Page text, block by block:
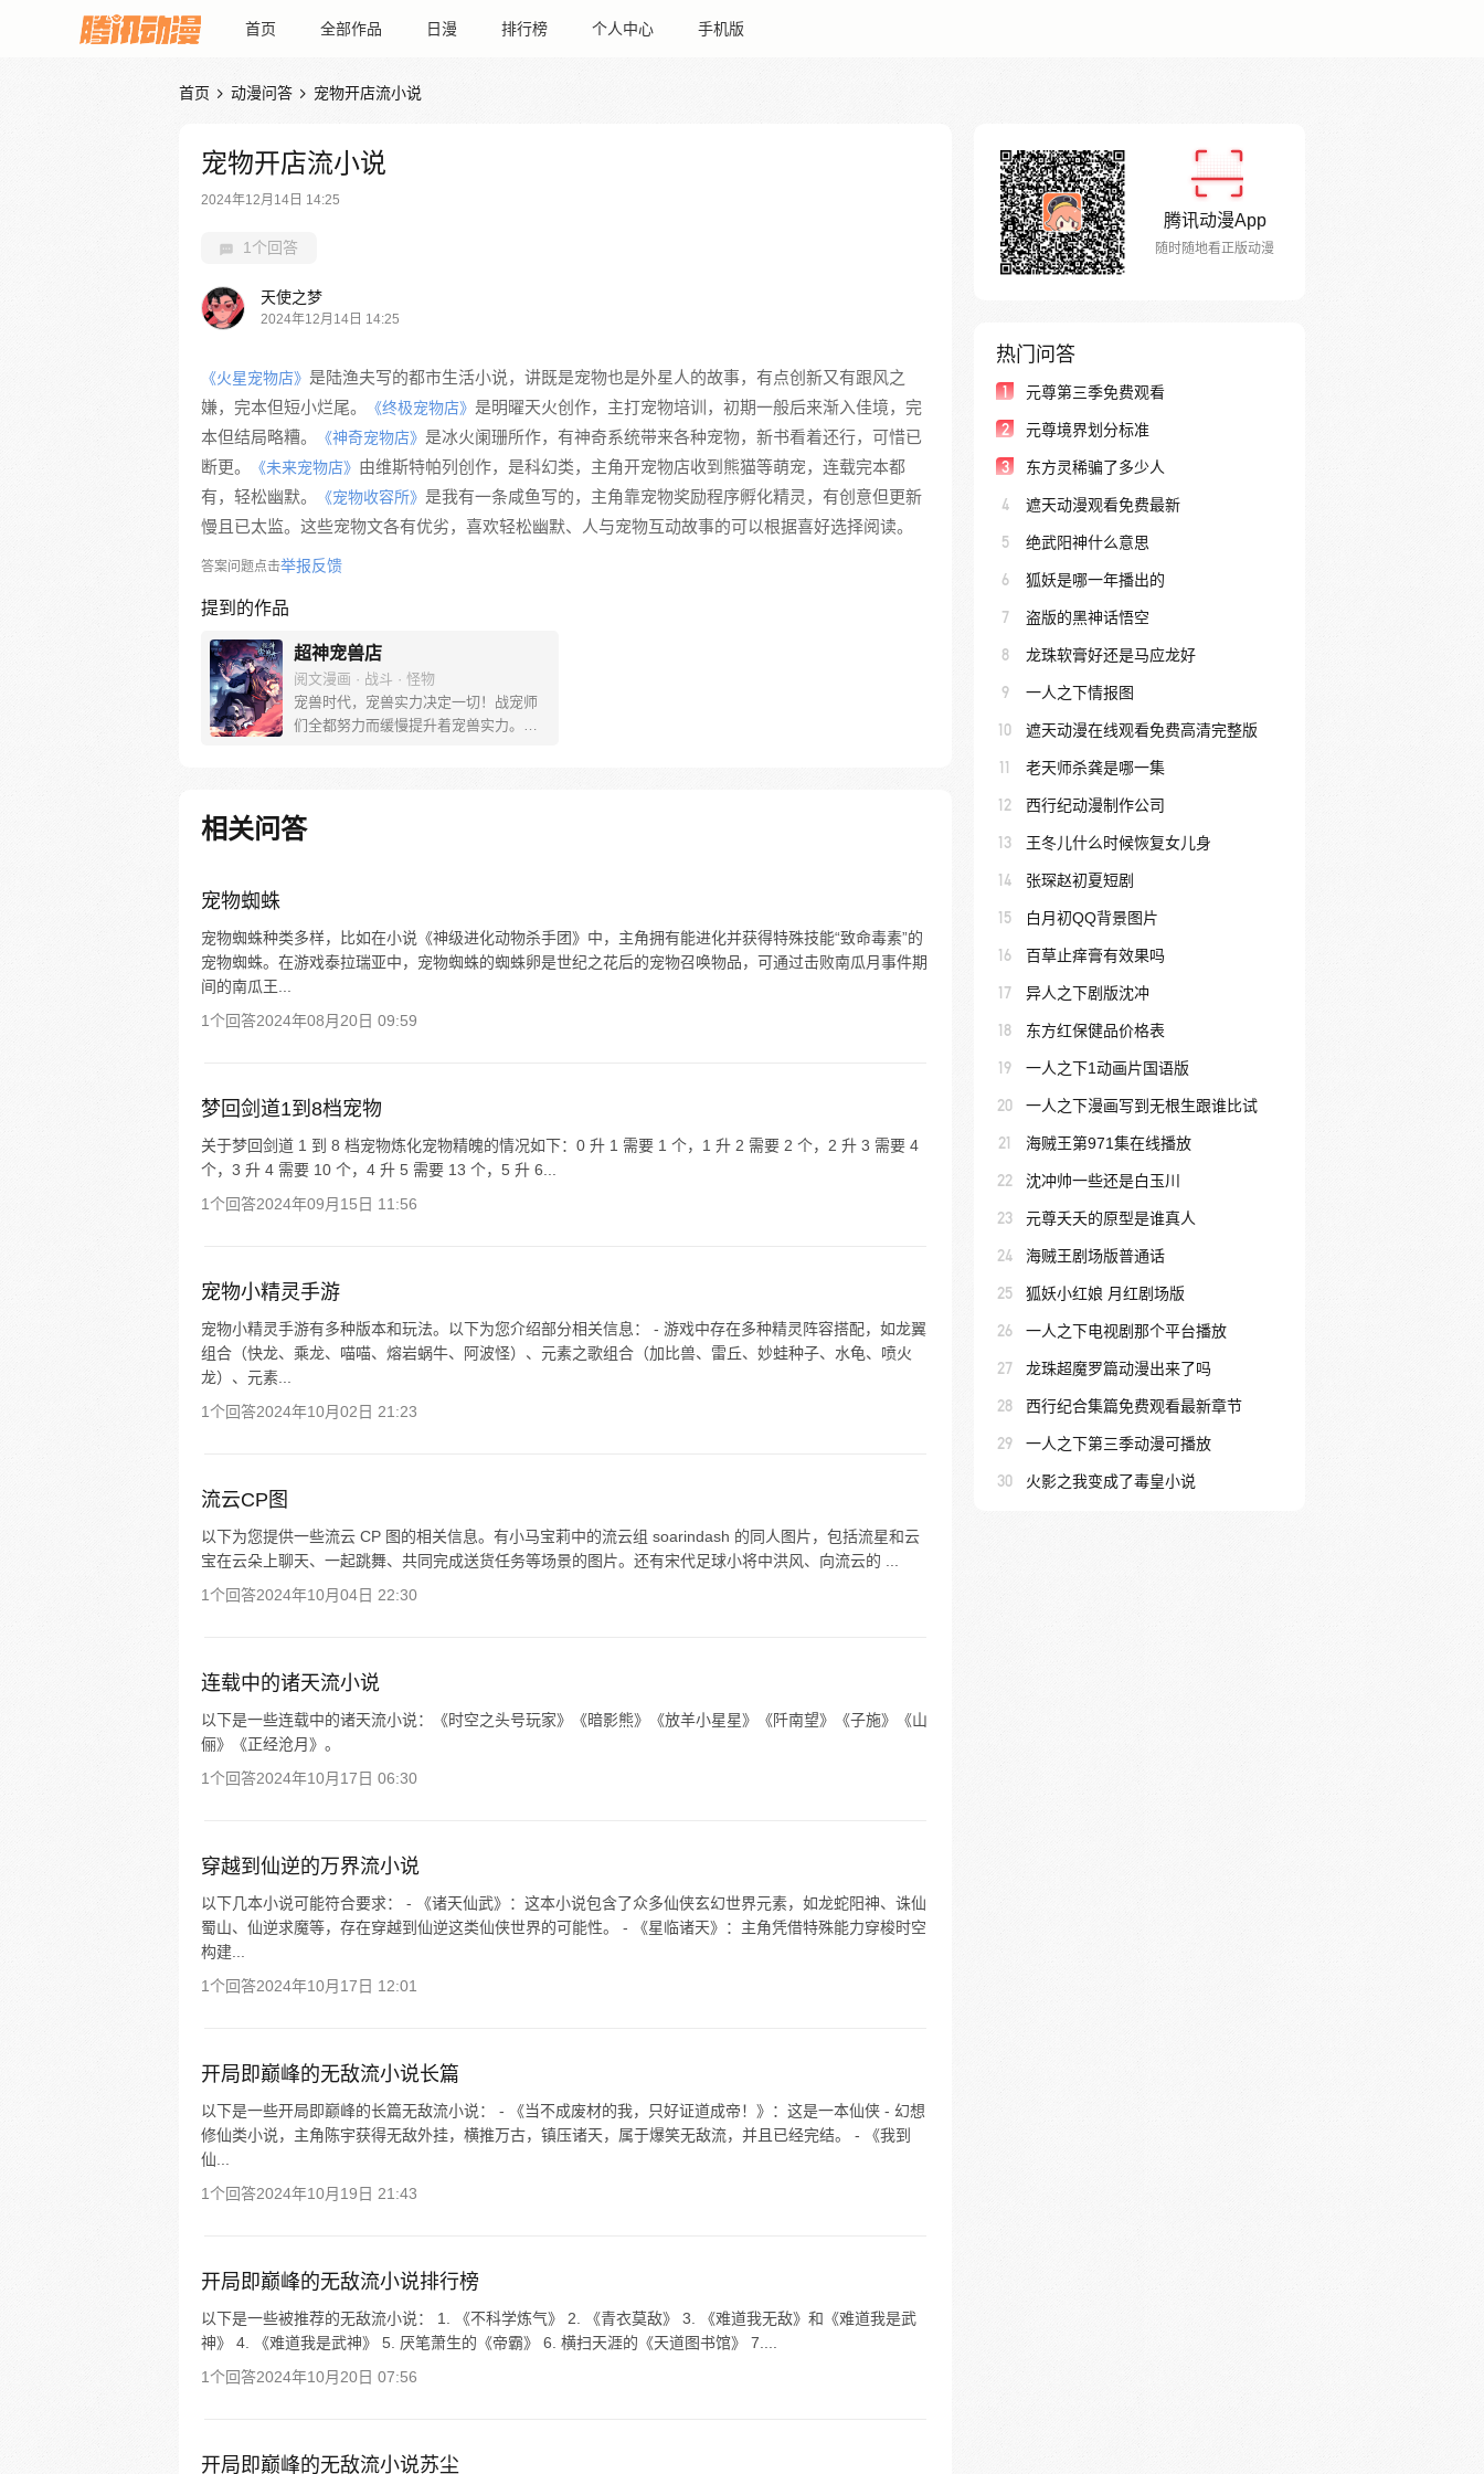
首页 全部作品 日漫 排行榜 个人中心 手机版
首页  动漫问答  宠物开店流小说
宠物开店流小说
2024年12月14日 14:25
1个回答
天使之梦
2024年12月14日 14:25
《火星宠物店》 是陆渔夫写的都市生活小说，讲既是宠物也是外星人的故事，有点创新又有跟风之
嫌，完本但短小烂尾。
《终极宠物店》 是明曜天火创作，主打宠物培训，初期一般后来渐入佳境，完
本但结局略糟。
《神奇宠物店》 是冰火阑珊所作，有神奇系统带来各种宠物，新书看着还行，可惜已
断更。
《未来宠物店》 由维斯特帕列创作，是科幻类，主角开宠物店收到熊猫等萌宠，连载完本都
有，轻松幽默。
《宠物收容所》 是我有一条咸鱼写的，主角靠宠物奖励程序孵化精灵，有创意但更新
慢且已太监。这些宠物文各有优劣，喜欢轻松幽默、人与宠物互动故事的可以根据喜好选择阅读。
答案问题点击举报反馈
提到的作品
超神宠兽店
阅文漫画 · 战斗 · 怪物
宠兽时代，宠兽实力决定一切！战宠师
们全都努力而缓慢提升着宠兽实力。直
技？！看店打工妹甚至自称为神……至
于老板苏平：将可爱萌宠培育成史前王
相关问答
宠物蜘蛛
宠物蜘蛛种类多样，比如在小说《神级进化动物杀手团》中，主角拥有能进化并获得特殊技能“致命毒素”的
宠物蜘蛛。在游戏泰拉瑞亚中，宠物蜘蛛的蜘蛛卵是世纪之花后的宠物召唤物品，可通过击败南瓜月事件期
间的南瓜王...
1个回答2024年08月20日 09:59
梦回剑道1到8档宠物
关于梦回剑道 1 到 8 档宠物炼化宠物精魄的情况如下：0 升 1 需要 1 个，1 升 2 需要 2 个，2 升 3 需要 4
个，3 升 4 需要 10 个，4 升 5 需要 13 个，5 升 6...
1个回答2024年09月15日 11:56
宠物小精灵手游
宠物小精灵手游有多种版本和玩法。以下为您介绍部分相关信息： - 游戏中存在多种精灵阵容搭配，如龙翼
组合（快龙、乘龙、喵喵、熔岩蜗牛、阿波怪）、元素之歌组合（加比兽、雷丘、妙蛙种子、水龟、喷火
龙）、元素...
1个回答2024年10月02日 21:23
流云CP图
以下为您提供一些流云 CP 图的相关信息。有小马宝莉中的流云组 soarindash 的同人图片，包括流星和云
宝在云朵上聊天、一起跳舞、共同完成送货任务等场景的图片。还有宋代足球小将中洪风、向流云的 ...
1个回答2024年10月04日 22:30
连载中的诸天流小说
以下是一些连载中的诸天流小说：《时空之头号玩家》《暗影熊》《放羊小星星》《阡南望》《子施》《山
俪》《正经沧月》。
1个回答2024年10月17日 06:30
穿越到仙逆的万界流小说
以下几本小说可能符合要求： - 《诸天仙武》：这本小说包含了众多仙侠玄幻世界元素，如龙蛇阳神、诛仙
蜀山、仙逆求魔等，存在穿越到仙逆这类仙侠世界的可能性。 - 《星临诸天》：主角凭借特殊能力穿梭时空
构建...
1个回答2024年10月17日 12:01
开局即巅峰的无敌流小说长篇
以下是一些开局即巅峰的长篇无敌流小说： - 《当不成废材的我，只好证道成帝！》：这是一本仙侠 - 幻想
修仙类小说，主角陈宇获得无敌外挂，横推万古，镇压诸天，属于爆笑无敌流，并且已经完结。 - 《我到
仙...
1个回答2024年10月19日 21:43
开局即巅峰的无敌流小说排行榜
以下是一些被推荐的无敌流小说： 1. 《不科学炼气》 2. 《青衣莫敌》 3. 《难道我无敌》和《难道我是武
神》 4. 《难道我是武神》 5. 厌笔萧生的《帝霸》 6. 横扫天涯的《天道图书馆》 7....
1个回答2024年10月20日 07:56
开局即巅峰的无敌流小说苏尘
腾讯动漫App
随时随地看正版动漫
热门问答
1 元尊第三季免费观看
2 元尊境界划分标准
3 东方灵稀骗了多少人
4 遮天动漫观看免费最新
5 绝武阳神什么意思
6 狐妖是哪一年播出的
7 盗版的黑神话悟空
8 龙珠软膏好还是马应龙好
9 一人之下情报图
10 遮天动漫在线观看免费高清完整版
11 老天师杀龚是哪一集
12 西行纪动漫制作公司
13 王冬儿什么时候恢复女儿身
14 张琛赵初夏短剧
15 白月初QQ背景图片
16 百草止痒膏有效果吗
17 异人之下剧版沈冲
18 东方红保健品价格表
19 一人之下1动画片国语版
20 一人之下漫画写到无根生跟谁比试
21 海贼王第971集在线播放
22 沈冲帅一些还是白玉川
23 元尊夭夭的原型是谁真人
24 海贼王剧场版普通话
25 狐妖小红娘 月红剧场版
26 一人之下电视剧那个平台播放
27 龙珠超魔罗篇动漫出来了吗
28 西行纪合集篇免费观看最新章节
29 一人之下第三季动漫可播放
30 火影之我变成了毒皇小说